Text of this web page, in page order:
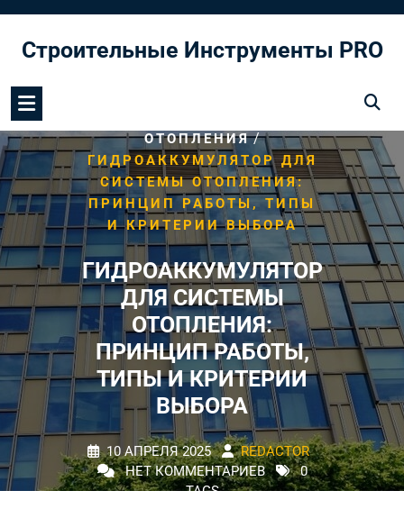
содержимому
Строительные Инструменты PRO
ОТОПЛЕНИЯ/
ГИДРОАККУМУЛЯТОР ДЛЯ
СИСТЕМЫ ОТОПЛЕНИЯ:
ПРИНЦИП РАБОТЫ, ТИПЫ
И КРИТЕРИИ ВЫБОРА
ГИДРОАККУМУЛЯТОР
ДЛЯ СИСТЕМЫ
ОТОПЛЕНИЯ:
ПРИНЦИП РАБОТЫ,
ТИПЫ И КРИТЕРИИ
ВЫБОРА
10 АПРЕЛЯ 2025
REDACTOR
НЕТ КОММЕНТАРИЕВ
0
TAGS